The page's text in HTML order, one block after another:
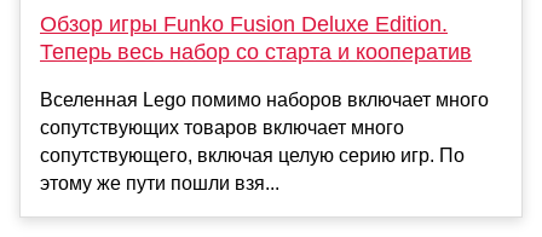
Обзор игры Funko Fusion Deluxe Edition.
Теперь весь набор со старта и кооператив
Вселенная Lego помимо наборов включает много
сопутствующих товаров включает много
сопутствующего, включая целую серию игр. По
этому же пути пошли взя...